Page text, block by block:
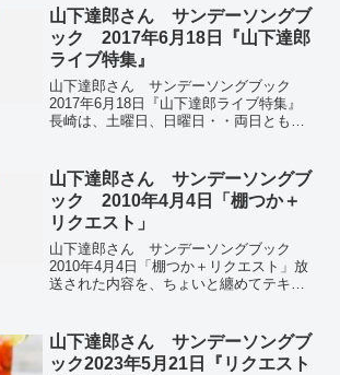
興味ございませんが、ただ一つ、日本版
の、この...
山下達郎さん サンデーソングブ
ック 2017年6月18日『山下達郎
ライブ特集』
山下達郎さん サンデーソングブック
2017年6月18日『山下達郎ライブ特集』
長崎は、土曜日、日曜日・・両日とも夏
んのライブ特集。たまたまライブを観に
行った2016年4...
山下達郎さん サンデーソングブ
ック 2010年4月4日「棚つか＋
リクエスト」
山下達郎さん サンデーソングブック
2010年4月4日「棚つか＋リクエスト」放
送された内容を、ちょいと纏めてテキス
アされましたが、このアレンジは、ワク
ワ...
山下達郎さん サンデーソングブ
ック2023年5月21日『リクエスト